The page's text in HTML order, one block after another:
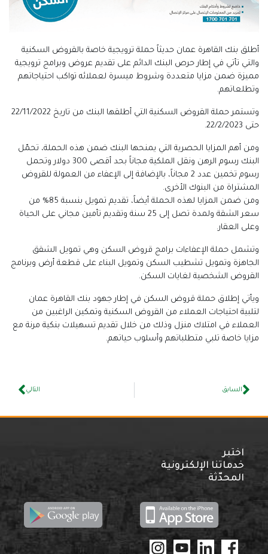
أطلق بنك القاهرة عمان حديثاً حملة ترويجية خاصة بالقروض السكنية
والتي تأتي في إطار حرص البنك الدائم على تقديم عروض وبرامج ترويجية
مميزة ضمن مزايا متعددة وشروط ميسرة لعملائه تواكب احتياجاتهم
وتطلعاتهم.
وتستمر حملة القروض السكنية التي أطلقها البنك من تاريخ 22/11/2022
حتى 22/2/2023.
ومن أهم المزايا الحصرية التي يمنحها البنك ضمن هذه الحملة، تحمّل
البنك رسوم الرهن ونقل الملكية مجاناً بحد أقصى 300 دولار وتحمل
رسوم تخمين عدد 2 مجاناً، بالإضافة إلى الإعفاء من العمولة للقروض
المشتراة من البنوك الأخرى.
ومن ضمن المزايا لهذه الحملة أيضاً، تقديم تمويل بنسبة 85% من
سعر الشقة ولمدة تصل إلى 25 سنة وتقديم تأمين مجاني على الحياة
وعلى العقار.
وتشمل حملة الإعفاءات برامج قروض السكن وهي تمويل الشقق
الجاهزة وتمويل تشطيب السكن وتمويل البناء على قطعة أرض وبرنامج
القروض الشخصية لغايات السكن.
ويأتي إطلاق حملة قروض السكن في إطار جهود بنك القاهرة عمان
لتلبية احتياجات العملاء من القروض السكنية وتمكين الراغبين من
العملاء في امتلاك منزل وذلك من خلال تقديم تسهيلات بنكية مرنة مع
مزايا خاصة تلبي متطلباتهم وأسلوب حياتهم.
السابق التالي
اختبر
خدماتنا الإلكترونية
المحدّثة